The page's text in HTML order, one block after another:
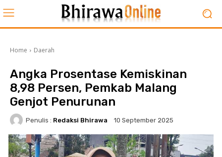
Home Daerah
Angka Prosentase Kemiskinan
8,98 Persen, Pemkab Malang
Genjot Penurunan
Penulis : Redaksi Bhirawa 10 September 2025